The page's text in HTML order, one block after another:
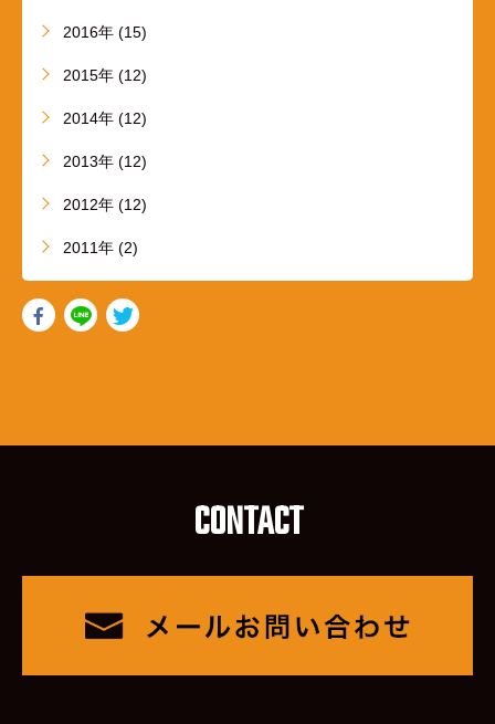
2016年 (15)
2015年 (12)
2014年 (12)
2013年 (12)
2012年 (12)
2011年 (2)
CONTACT